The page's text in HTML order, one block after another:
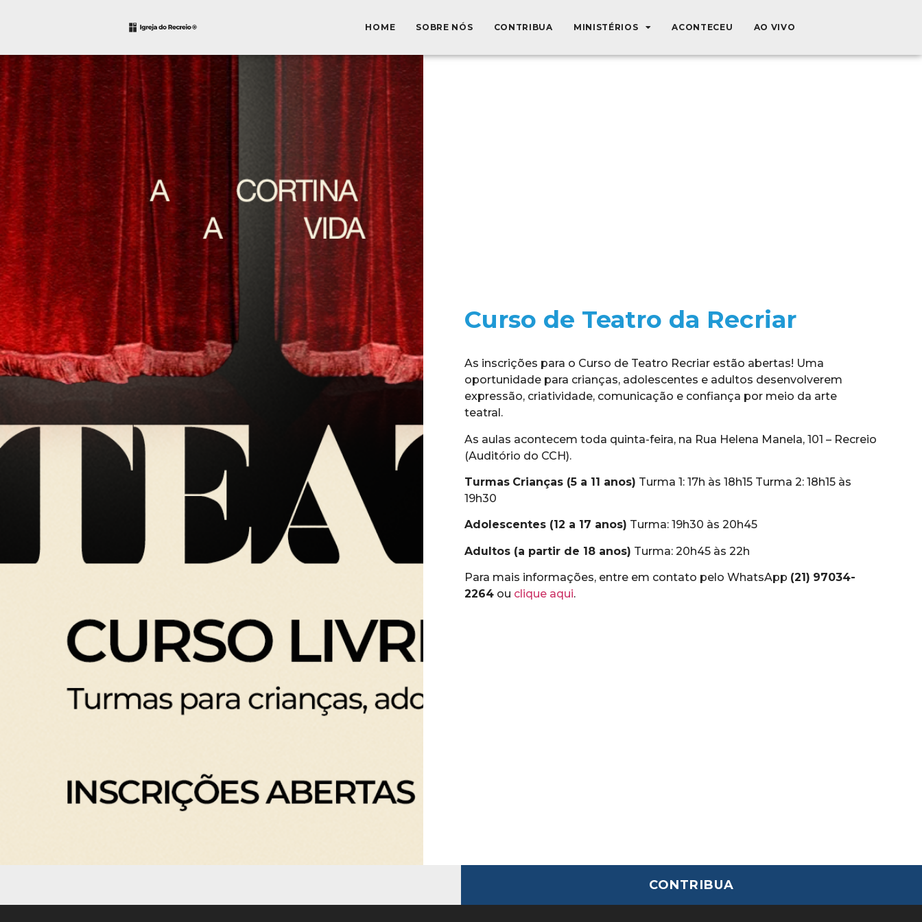
HOME SOBRE NÓS CONTRIBUA MINISTÉRIOS ACONTECEU AO VIVO
Curso de Teatro da Recriar
As inscrições para o Curso de Teatro Recriar estão abertas! Uma
oportunidade para crianças, adolescentes e adultos desenvolverem
expressão, criatividade, comunicação e confiança por meio da arte
teatral.
As aulas acontecem toda quinta-feira, na Rua Helena Manela, 101 – Recreio
(Auditório do CCH).
Turmas Crianças (5 a 11 anos) Turma 1: 17h às 18h15 Turma 2: 18h15 às
19h30
Adolescentes (12 a 17 anos) Turma: 19h30 às 20h45
Adultos (a partir de 18 anos) Turma: 20h45 às 22h
Para mais informações, entre em contato pelo WhatsApp (21) 97034-
2264 ou clique aqui.
CONTRIBUA